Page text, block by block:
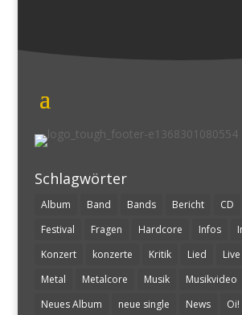
Schlagwörter
Album Band Bands Bericht CD
Festival
Fragen Hardcore Infos
Konzert
konzerte Kritik Lied Live
Metal
Metalcore Musik Musikvideo
Neues Album
neue single News Oi!